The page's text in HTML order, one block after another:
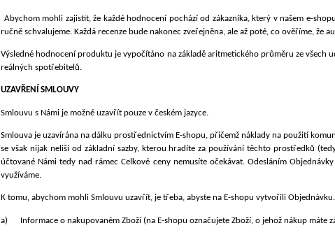
Abychom mohli zajistit, že každé hodnocení pochází od zákazníka, který v našem e-
ručně schvalujeme. Každá recenze bude nakonec zveřejněna, ale až poté, co ověříme, že
Výsledné hodnocení produktu je vypočítáno na základě aritmetického průměru ze všech
reálných spotřebitelů.
UZAVŘENÍ SMLOUVY
Smlouvu s Námi je možné uzavřít pouze v českém jazyce.
Smlouva je uzavírána na dálku prostřednictvím E-shopu, přičemž náklady na použití
se však nijak neliší od základní sazby, kterou hradíte za používání těchto prostředků
účtované Námi tedy nad rámec Celkové ceny nemusíte očekávat. Odesláním
využíváme.
K tomu, abychom mohli Smlouvu uzavřít, je třeba, abyste na E-shopu vytvořili
a) Informace o nakupovaném Zboží (na E-shopu označujete Zboží, o jehož nákup máte